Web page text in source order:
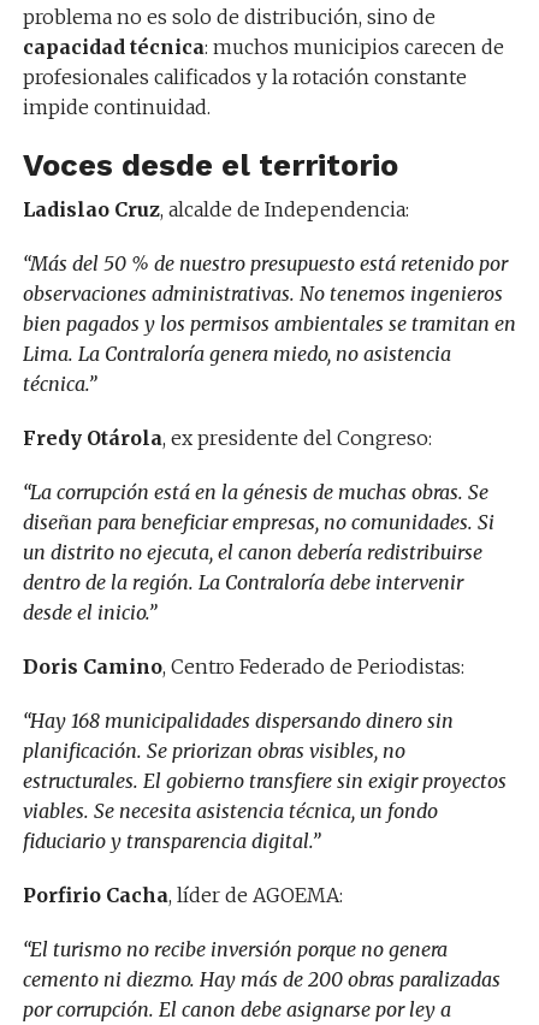
problema no es solo de distribución, sino de
capacidad técnica: muchos municipios carecen de
profesionales calificados y la rotación constante
impide continuidad.
Voces desde el territorio
Ladislao Cruz, alcalde de Independencia:
“Más del 50 % de nuestro presupuesto está retenido por
observaciones administrativas. No tenemos ingenieros
bien pagados y los permisos ambientales se tramitan en
Lima. La Contraloría genera miedo, no asistencia
técnica.”
Fredy Otárola, ex presidente del Congreso:
“La corrupción está en la génesis de muchas obras. Se
diseñan para beneficiar empresas, no comunidades. Si
un distrito no ejecuta, el canon debería redistribuirse
dentro de la región. La Contraloría debe intervenir
desde el inicio.”
Doris Camino, Centro Federado de Periodistas:
“Hay 168 municipalidades dispersando dinero sin
planificación. Se priorizan obras visibles, no
estructurales. El gobierno transfiere sin exigir proyectos
viables. Se necesita asistencia técnica, un fondo
fiduciario y transparencia digital.”
Porfirio Cacha, líder de AGOEMA:
“El turismo no recibe inversión porque no genera
cemento ni diezmo. Hay más de 200 obras paralizadas
por corrupción. El canon debe asignarse por ley a